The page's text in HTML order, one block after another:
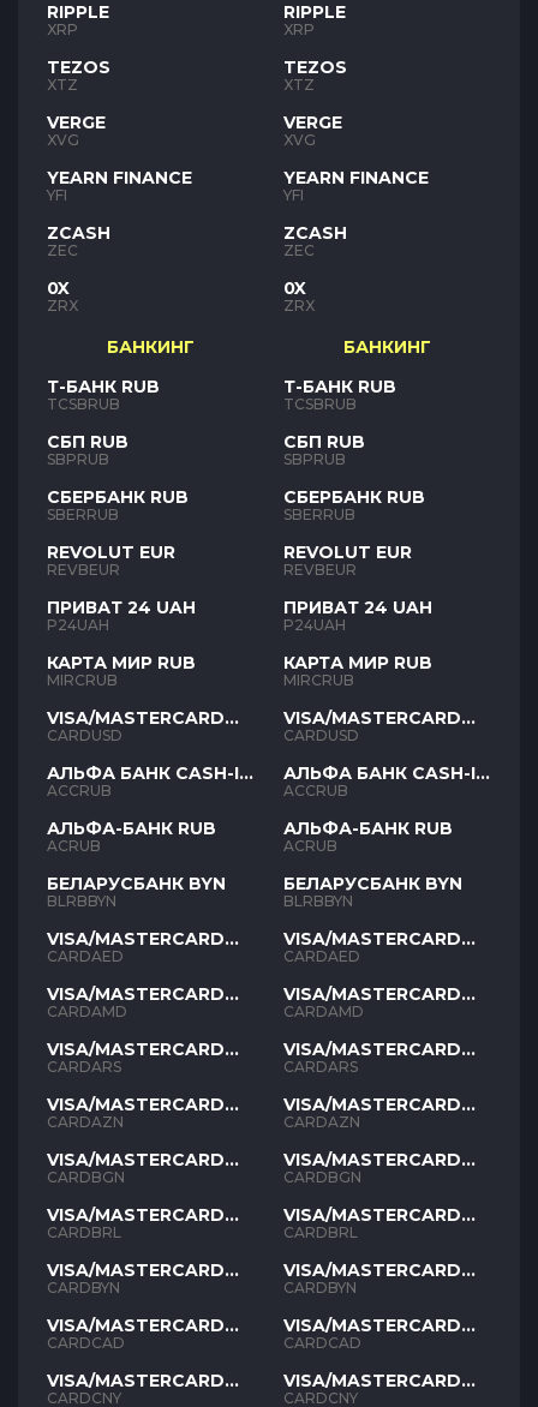
RIPPLE
XRP
TEZOS
XTZ
VERGE
XVG
YEARN FINANCE
YFI
ZCASH
ZEC
0X
ZRX
БАНКИНГ
Т-БАНК RUB
TCSBRUB
СБП RUB
SBPRUB
СБЕРБАНК RUB
SBERRUB
REVOLUT EUR
REVBEUR
ПРИВАТ 24 UAH
P24UAH
КАРТА МИР RUB
MIRCRUB
VISA/MASTERCARD
USD
CARDUSD
АЛЬФА БАНК CASH-IN
RUB
ACCRUB
АЛЬФА-БАНК RUB
ACRUB
БЕЛАРУСБАНК BYN
BLRBBYN
VISA/MASTERCARD
AED
CARDAED
VISA/MASTERCARD
AMD
CARDAMD
VISA/MASTERCARD
ARS
CARDARS
VISA/MASTERCARD
AZN
CARDAZN
VISA/MASTERCARD
BGN
CARDBGN
VISA/MASTERCARD
BRL
CARDBRL
VISA/MASTERCARD
BYN
CARDBYN
VISA/MASTERCARD
CAD
CARDCAD
VISA/MASTERCARD
CNY
CARDCNY
RIPPLE
XRP
TEZOS
XTZ
VERGE
XVG
YEARN FINANCE
YFI
ZCASH
ZEC
0X
ZRX
БАНКИНГ
Т-БАНК RUB
TCSBRUB
СБП RUB
SBPRUB
СБЕРБАНК RUB
SBERRUB
REVOLUT EUR
REVBEUR
ПРИВАТ 24 UAH
P24UAH
КАРТА МИР RUB
MIRCRUB
VISA/MASTERCARD
USD
CARDUSD
АЛЬФА БАНК CASH-IN
RUB
ACCRUB
АЛЬФА-БАНК RUB
ACRUB
БЕЛАРУСБАНК BYN
BLRBBYN
VISA/MASTERCARD
AED
CARDAED
VISA/MASTERCARD
AMD
CARDAMD
VISA/MASTERCARD
ARS
CARDARS
VISA/MASTERCARD
AZN
CARDAZN
VISA/MASTERCARD
BGN
CARDBGN
VISA/MASTERCARD
BRL
CARDBRL
VISA/MASTERCARD
BYN
CARDBYN
VISA/MASTERCARD
CAD
CARDCAD
VISA/MASTERCARD
CNY
CARDCNY